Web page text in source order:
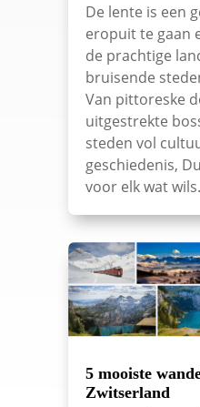
De lente is een
eropuit te gaan
de prachtige
bruisende
Van pittoreske
uitgestrekte
steden vol
geschiedenis,
voor elk wat
5 mooiste
Zwitserland